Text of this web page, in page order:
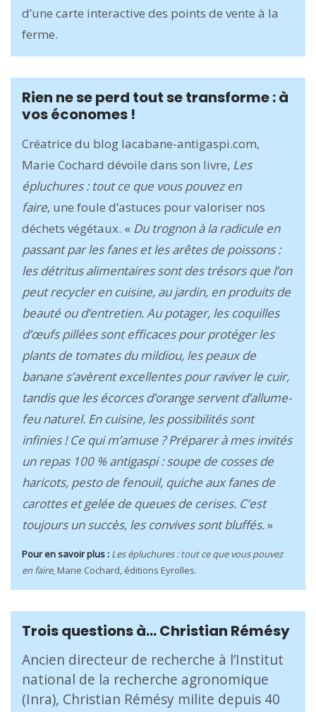
d’une carte interactive des points de vente à la
ferme.
Rien ne se perd tout se transforme : à
vos économes !
Créatrice du blog lacabane-antigaspi.com,
Marie Cochard dévoile dans son livre, Les
épluchures : tout ce que vous pouvez en
faire, une foule d’astuces pour valoriser nos
déchets végétaux. « Du trognon à la radicule en
passant par les fanes et les arêtes de poissons :
les détritus alimentaires sont des trésors que l’on
peut recycler en cuisine, au jardin, en produits de
beauté ou d’entretien. Au potager, les coquilles
d’œufs pillées sont efficaces pour protéger les
plants de tomates du mildiou, les peaux de
banane s’avèrent excellentes pour raviver le cuir,
tandis que les écorces d’orange servent d’allume-
feu naturel. En cuisine, les possibilités sont
infinies ! Ce qui m’amuse ? Préparer à mes invités
un repas 100 % antigaspi : soupe de cosses de
haricots, pesto de fenouil, quiche aux fanes de
carottes et gelée de queues de cerises. C’est
toujours un succès, les convives sont bluffés.»
Pour en savoir plus : Les épluchures : tout ce que vous pouvez
en faire, Marie Cochard, éditions Eyrolles.
Trois questions à… Christian Rémésy
Ancien directeur de recherche à l’Institut
national de la recherche agronomique
(Inra), Christian Rémésy milite depuis 40